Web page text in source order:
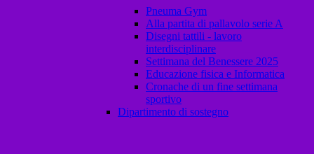
Pneuma Gym
Alla partita di pallavolo serie A
Disegni tattili - lavoro
interdisciplinare
Settimana del Benessere 2025
Educazione fisica e Informatica
Cronache di un fine settimana
sportivo
Dipartimento di sostegno